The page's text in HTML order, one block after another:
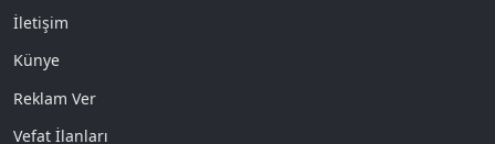
İletişim
Künye
Reklam Ver
Vefat İlanları